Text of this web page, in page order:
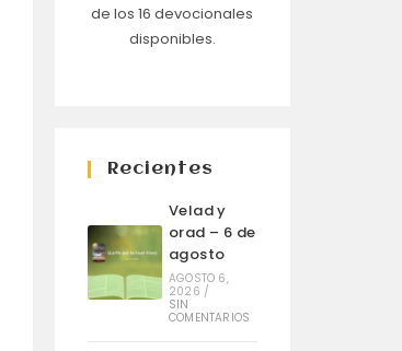
de los 16 devocionales
disponibles.
Recientes
Velad y
orad – 6 de
agosto
AGOSTO 6,
2026 /
SIN
COMENTARIOS